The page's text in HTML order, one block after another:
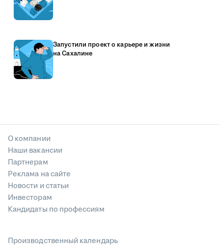
Запустили проект о карьере и жизни
на Сахалине
О компании
Наши вакансии
Партнерам
Реклама на сайте
Новости и статьи
Инвесторам
Кандидаты по профессиям
Производственный календарь